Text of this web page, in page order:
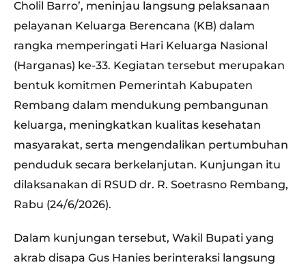
Cholil Barro’, meninjau langsung pelaksanaan
pelayanan Keluarga Berencana (KB) dalam
rangka memperingati Hari Keluarga Nasional
(Harganas) ke-33. Kegiatan tersebut merupakan
bentuk komitmen Pemerintah Kabupaten
Rembang dalam mendukung pembangunan
keluarga, meningkatkan kualitas kesehatan
masyarakat, serta mengendalikan pertumbuhan
penduduk secara berkelanjutan. Kunjungan itu
dilaksanakan di RSUD dr. R. Soetrasno Rembang,
Rabu (24/6/2026).
Dalam kunjungan tersebut, Wakil Bupati yang
akrab disapa Gus Hanies berinteraksi langsung